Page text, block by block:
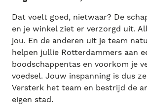
Dat voelt goed, nietwaar? De
en je winkel ziet er verzorgd uit.
jou. En de anderen uit je team
helpen jullie Rotterdammers aan
boodschappentas en voorkom je
voedsel. Jouw inspanning is dus
Versterk het team en bestrijd de
eigen stad.